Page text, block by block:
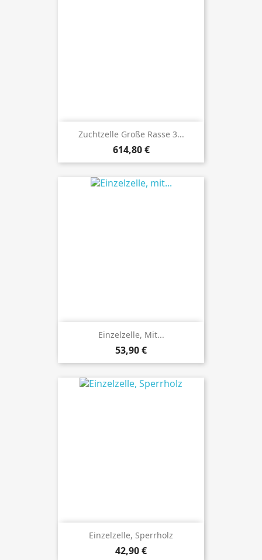
Zuchtzelle Große Rasse 3...
Preis
614,80 €
Einzelzelle, Mit...
Preis
53,90 €
Einzelzelle, Sperrholz
Preis
42,90 €